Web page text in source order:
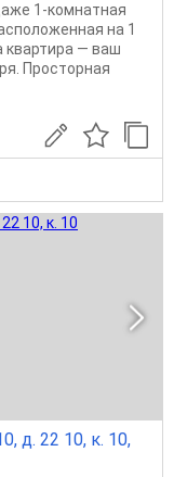
1-комнатная
на 1
квартира — ваш
Просторная
д. 22 10, к. 10,